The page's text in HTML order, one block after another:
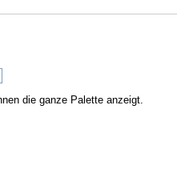
die ganze Palette anzeigt.